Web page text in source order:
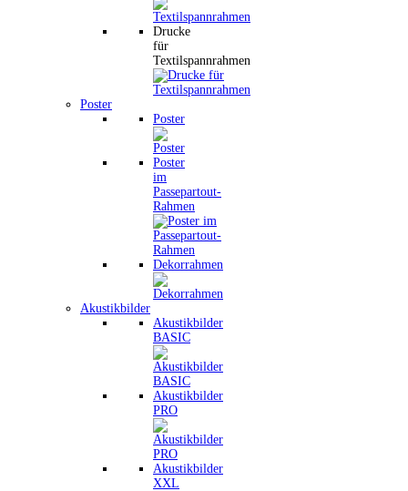
Drucke
für
Textilspannrahmen
Poster
Poster
Poster
im
Passepartout-
Rahmen
Dekorrahmen
Akustikbilder
Akustikbilder
BASIC
Akustikbilder
PRO
Akustikbilder
XXL